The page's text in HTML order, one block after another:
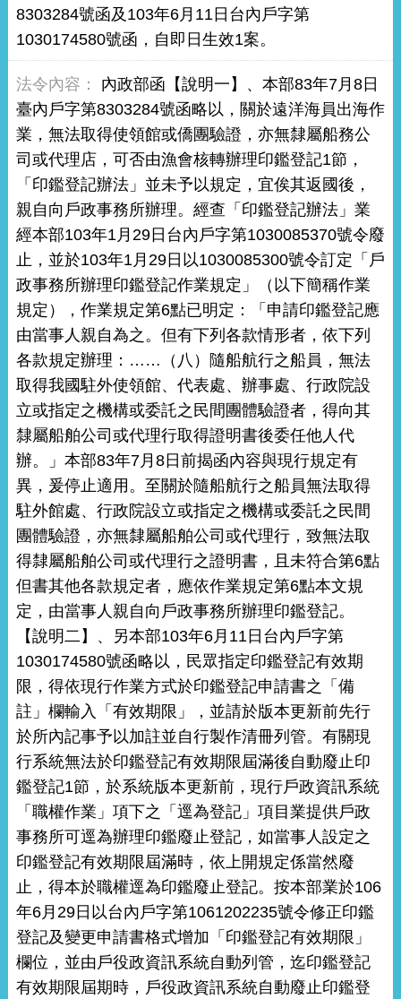
8303284號函及103年6月11日台內戶字第
1030174580號函，自即日生效1案。
內政部函【說明一】、本部83年7月8日
臺內戶字第8303284號函略以，關於遠洋海員出海作
業，無法取得使領館或僑團驗證，亦無隸屬船務公
司或代理店，可否由漁會核轉辦理印鑑登記1節，
「印鑑登記辦法」並未予以規定，宜俟其返國後，
親自向戶政事務所辦理。經查「印鑑登記辦法」業
經本部103年1月29日台內戶字第1030085370號令廢
止，並於103年1月29日以1030085300號令訂定「戶
政事務所辦理印鑑登記作業規定」（以下簡稱作業
規定），作業規定第6點已明定：「申請印鑑登記應
由當事人親自為之。但有下列各款情形者，依下列
各款規定辦理：……（八）隨船航行之船員，無法
取得我國駐外使領館、代表處、辦事處、行政院設
立或指定之機構或委託之民間團體驗證者，得向其
隸屬船舶公司或代理行取得證明書後委任他人代
辦。」本部83年7月8日前揭函內容與現行規定有
異，爰停止適用。至關於隨船航行之船員無法取得
駐外館處、行政院設立或指定之機構或委託之民間
團體驗證，亦無隸屬船舶公司或代理行，致無法取
得隸屬船舶公司或代理行之證明書，且未符合第6點
但書其他各款規定者，應依作業規定第6點本文規
定，由當事人親自向戶政事務所辦理印鑑登記。
【說明二】、另本部103年6月11日台內戶字第
1030174580號函略以，民眾指定印鑑登記有效期
限，得依現行作業方式於印鑑登記申請書之「備
註」欄輸入「有效期限」，並請於版本更新前先行
於所內記事予以加註並自行製作清冊列管。有關現
行系統無法於印鑑登記有效期限屆滿後自動廢止印
鑑登記1節，於系統版本更新前，現行戶政資訊系統
「職權作業」項下之「逕為登記」項目業提供戶政
事務所可逕為辦理印鑑廢止登記，如當事人設定之
印鑑登記有效期限屆滿時，依上開規定係當然廢
止，得本於職權逕為印鑑廢止登記。按本部業於106
年6月29日以台內戶字第1061202235號令修正印鑑
登記及變更申請書格式增加「印鑑登記有效期限」
欄位，並由戶役政資訊系統自動列管，迄印鑑登記
有效期限屆期時，戶役政資訊系統自動廢止印鑑登